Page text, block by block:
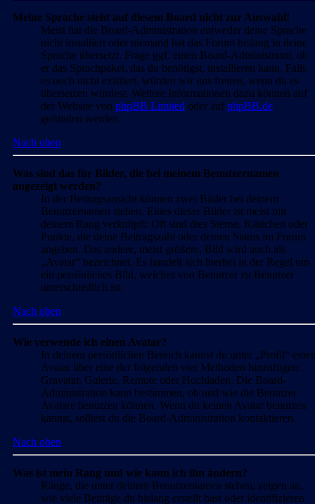
Meine Sprache steht auf diesem Board nicht zur Auswahl!
Meist hat die Board-Administration entweder deine Sprache
nicht installiert oder niemand hat das Forum bislang in deine
Sprache übersetzt. Frage ggf. einen Board-Administrator, ob
er das Sprachpaket, das du benötigst, installieren kann. Falls
es noch nicht existiert, würden wir uns freuen, wenn du es
übersetzen würdest. Weitere Informationen dazu können auf
der Website von phpBB Limited oder auf phpBB.de
gefunden werden.
Nach oben
Was sind das für Bilder, die bei meinem Benutzernamen
angezeigt werden?
In der Beitragsansicht können zwei Bilder bei deinem
Benutzernamen stehen. Eines dieser Bilder ist meist mit
deinem Rang verknüpft: Oft sind dies Sterne, Kästchen oder
Punkte, die deine Beitragszahl oder deinen Status im Forum
angeben. Das andere, meist größere, Bild wird auch als
„Avatar“ bezeichnet. Es handelt sich hierbei in der Regel um
ein persönliches Bild, welches von Benutzer zu Benutzer
unterschiedlich ist.
Nach oben
Wie verwende ich einen Avatar?
In deinem persönlichen Bereich kannst du unter „Profil“
Avatar über eine der folgenden vier Methoden hinzufügen:
Gravatar, Galerie, Remote oder Hochladen. Die Board-
Administration kann bestimmen, ob und wie die Benutzer
Avatare benutzen können. Wenn du keinen Avatar benutzen
kannst, solltest du die Board-Administration kontaktieren.
Nach oben
Was ist mein Rang und wie kann ich ihn ändern?
Ränge, die unter deinem Benutzernamen stehen, zeigen an,
wie viele Beiträge du bislang erstellt hast oder identifizieren